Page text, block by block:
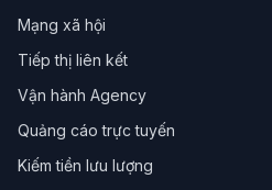
Mạng xã hội
Tiếp thị liên kết
Vận hành Agency
Quảng cáo trực tuyến
Kiếm tiền lưu lượng